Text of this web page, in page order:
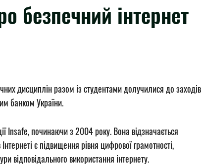
безпечний інтернет
дисциплін разом із студентами долучилися до
банком України.
Insafe, починаючи з 2004 року. Вона відзначається
є підвищення рівня цифрової грамотності,
відповідального використання інтернету.